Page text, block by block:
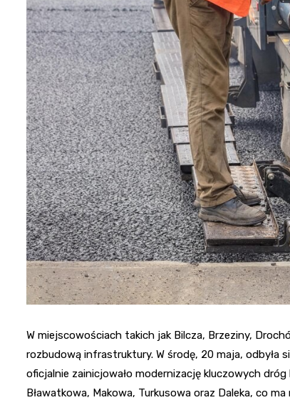
W miejscowościach takich jak Bilcza, Brzeziny,
rozbudową infrastruktury. W środę, 20 maja, odbyła
oficjalnie zainicjowało modernizację kluczowych
Bławatkowa, Makowa, Turkusowa oraz Daleka, co